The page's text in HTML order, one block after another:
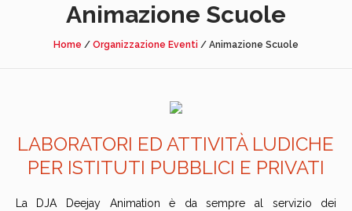
Animazione Scuole
Home / Organizzazione Eventi / Animazione Scuole
LABORATORI ED ATTIVITÀ LUDICHE
PER ISTITUTI PUBBLICI E PRIVATI
La DJA Deejay Animation è da sempre al servizio dei